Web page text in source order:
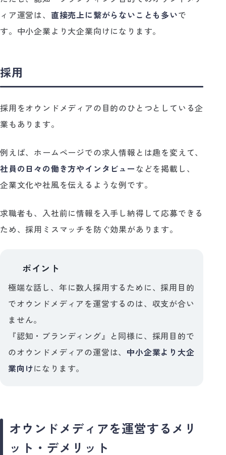
ィア運営は、 直接売上に繋がらないことも多いで
す。中小企業より大企業向けになります。
採用
採用をオウンドメディアの目的のひとつとしている企
業もあります。
例えば、ホームページでの求人情報とは趣を変えて、
社員の日々の働き方やインタビュー などを掲載し、
企業文化や社風を伝えるような例です。
求職者も、入社前に情報を入手し納得して応募できる
ため、採用ミスマッチを防ぐ効果があります。
ポイント
極端な話し、年に数人採用するために、採用目的
でオウンドメディアを運営するのは、収支が合い
ません。
『認知・ブランディング』と同様に、採用目的で
のオウンドメディアの運営は、 中小企業より大企
業向けになります。
オウンドメディアを運営するメリ
ット・デメリット